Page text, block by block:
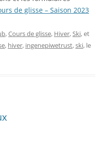
de glisse – Saison 2023
,Cours de glisse, Hiver,Ski, et
, hiver, ingenepiwetrust,ski, le